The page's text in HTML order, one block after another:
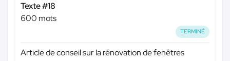
Texte #18
600 mots
TERMINÉ
Article de conseil sur la rénovation de fenêtres